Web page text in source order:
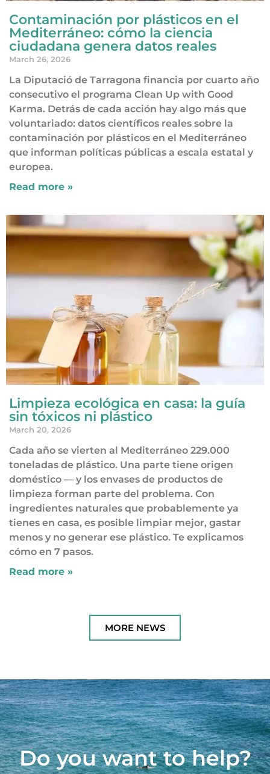
Contaminación por plásticos en el
Mediterráneo: cómo la ciencia
ciudadana genera datos reales
March 26, 2026
La Diputació de Tarragona financia por cuarto año
consecutivo el programa Clean Up with Good
Karma. Detrás de cada acción hay algo más que
voluntariado: datos científicos reales sobre la
contaminación por plásticos en el Mediterráneo
que informan políticas públicas a escala estatal y
europea.
Read more »
Limpieza ecológica en casa: la guía
sin tóxicos ni plástico
March 20, 2026
Cada año se vierten al Mediterráneo 229.000
toneladas de plástico. Una parte tiene origen
doméstico — y los envases de productos de
limpieza forman parte del problema. Con
ingredientes naturales que probablemente ya
tienes en casa, es posible limpiar mejor, gastar
menos y no generar ese plástico. Te explicamos
cómo en 7 pasos.
Read more »
MORE NEWS
Do you want to help?